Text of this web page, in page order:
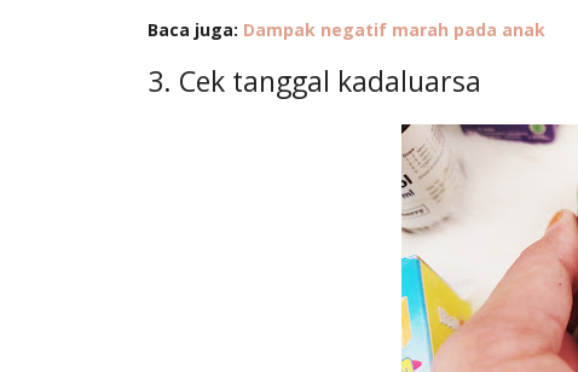
Baca juga: Dampak negatif marah pada anak
3. Cek tanggal kadaluarsa